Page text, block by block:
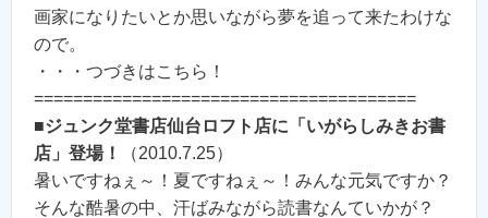
画家になりたいとか思いながら夢を追って来たわけな
ので。
・・・つづきはこちら！
=======================================
■ジュンク堂書店仙台ロフト店に「いがらしみきお書
店」登場！
（2010.7.25）
暑いですねぇ～！夏ですねぇ～！みんな元気ですか？
そんな酷暑の中、汗ばみながら読書なんていかが？